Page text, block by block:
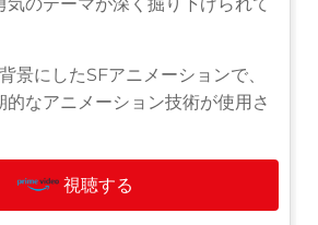
景にしたSFアニメーションで、
的なアニメーション技術が使用さ
視聴する